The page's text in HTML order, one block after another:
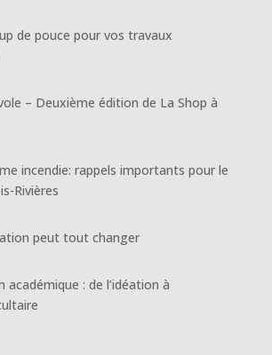
de pouce pour vos travaux
– Deuxième édition de La Shop à
incendie: rappels importants pour le
Rivières
peut tout changer
académique : de l’idéation à